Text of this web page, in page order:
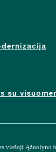
su
viešoji Ąžuolyno